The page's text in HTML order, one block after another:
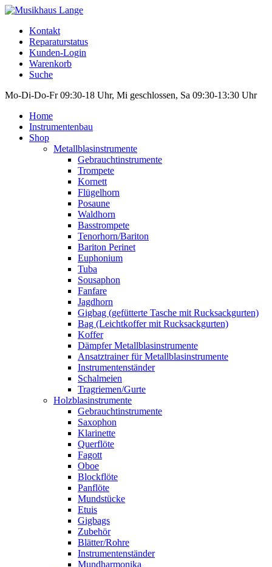
Kontakt
Reparaturstatus
Kunden-Login
Warenkorb
Suche
Mo-Di-Do-Fr 09:30-18 Uhr, Mi geschlossen, Sa 09:30-13:30 Uhr
Home
Instrumentenbau
Shop
Metallblasinstrumente
Gebrauchtinstrumente
Trompete
Kornett
Flügelhorn
Posaune
Waldhorn
Basstrompete
Tenorhorn/Bariton
Bariton Perinet
Euphonium
Tuba
Sousaphon
Fanfare
Jagdhorn
Gigbag (gefütterte Tasche mit Rucksackgurten)
Bag (Leichtkoffer mit Rucksackgurten)
Koffer
Dämpfer Metallblasinstrumente
Ansatztrainer für Metallblasinstrumente
Instrumentenständer
Schalmeien
Tragriemen/Gurte
Holzblasinstrumente
Gebrauchtinstrumente
Saxophon
Klarinette
Querflöte
Fagott
Oboe
Blockflöte
Panflöte
Mundstücke
Etuis
Gigbags
Zubehör
Blätter/Rohre
Instrumentenständer
Mundharmonika